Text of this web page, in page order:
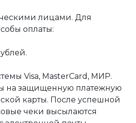
лицами. Для
оплаты:
Visa, MasterCard, МИР.
на защищенную платежную
карты. После успешной
чеки высылаются